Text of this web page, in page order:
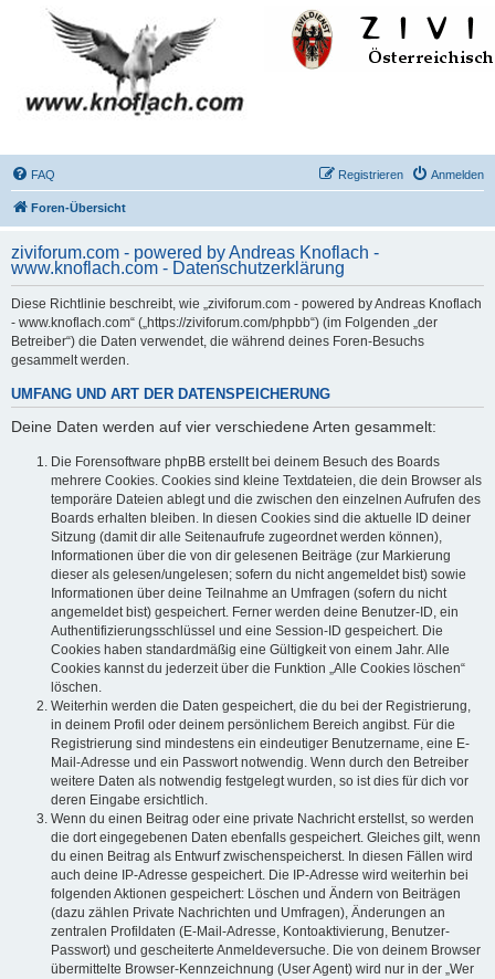
FAQ Anmelden
Registrieren
Foren-Übersicht
ziviforum.com - powered by Andreas Knoflach -
www.knoflach.com - Datenschutzerklärung
Diese Richtlinie beschreibt, wie „ziviforum.com - powered by Andreas Knoflach
- www.knoflach.com“ („https://ziviforum.com/phpbb“) (im Folgenden „der
Betreiber“) die Daten verwendet, die während deines Foren-Besuchs
gesammelt werden.
UMFANG UND ART DER DATENSPEICHERUNG
Deine Daten werden auf vier verschiedene Arten gesammelt:
Die Forensoftware phpBB erstellt bei deinem Besuch des Boards
mehrere Cookies. Cookies sind kleine Textdateien, die dein Browser als
temporäre Dateien ablegt und die zwischen den einzelnen Aufrufen des
Boards erhalten bleiben. In diesen Cookies sind die aktuelle ID deiner
Sitzung (damit dir alle Seitenaufrufe zugeordnet werden können),
Informationen über die von dir gelesenen Beiträge (zur Markierung
dieser als gelesen/ungelesen; sofern du nicht angemeldet bist) sowie
Informationen über deine Teilnahme an Umfragen (sofern du nicht
angemeldet bist) gespeichert. Ferner werden deine Benutzer-ID, ein
Authentifizierungsschlüssel und eine Session-ID gespeichert. Die
Cookies haben standardmäßig eine Gültigkeit von einem Jahr. Alle
Cookies kannst du jederzeit über die Funktion „Alle Cookies löschen“
löschen.
Weiterhin werden die Daten gespeichert, die du bei der Registrierung,
in deinem Profil oder deinem persönlichem Bereich angibst. Für die
Registrierung sind mindestens ein eindeutiger Benutzername, eine E-
Mail-Adresse und ein Passwort notwendig. Wenn durch den Betreiber
weitere Daten als notwendig festgelegt wurden, so ist dies für dich vor
deren Eingabe ersichtlich.
Wenn du einen Beitrag oder eine private Nachricht erstellst, so werden
die dort eingegebenen Daten ebenfalls gespeichert. Gleiches gilt, wenn
du einen Beitrag als Entwurf zwischenspeicherst. In diesen Fällen wird
auch deine IP-Adresse gespeichert. Die IP-Adresse wird weiterhin bei
folgenden Aktionen gespeichert: Löschen und Ändern von Beiträgen
(dazu zählen Private Nachrichten und Umfragen), Änderungen an
zentralen Profildaten (E-Mail-Adresse, Kontoaktivierung, Benutzer-
Passwort) und gescheiterte Anmeldeversuche. Die von deinem Browser
übermittelte Browser-Kennzeichnung (User Agent) wird nur in der „Wer